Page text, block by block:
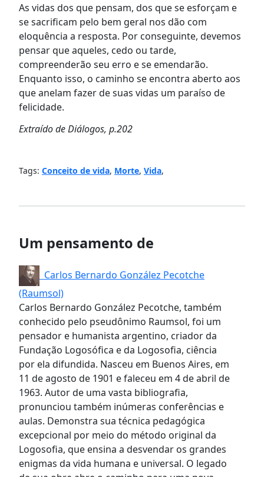
As vidas dos que pensam, dos que se esforçam e
se sacrificam pelo bem geral nos dão com
eloquência a resposta. Por conseguinte, devemos
pensar que aqueles, cedo ou tarde,
compreenderão seu erro e se emendarão.
Enquanto isso, o caminho se encontra aberto aos
que anelam fazer de suas vidas um paraíso de
felicidade.
Extraído de Diálogos, p.202
Tags: Conceito de vida, Morte, Vida,
Um pensamento de
Carlos Bernardo González Pecotche
(Raumsol)
Carlos Bernardo González Pecotche, também
conhecido pelo pseudônimo Raumsol, foi um
pensador e humanista argentino, criador da
Fundação Logosófica e da Logosofia, ciência
por ela difundida. Nasceu em Buenos Aires, em
11 de agosto de 1901 e faleceu em 4 de abril de
1963. Autor de uma vasta bibliografia,
pronunciou também inúmeras conferências e
aulas. Demonstra sua técnica pedagógica
excepcional por meio do método original da
Logosofia, que ensina a desvendar os grandes
enigmas da vida humana e universal. O legado